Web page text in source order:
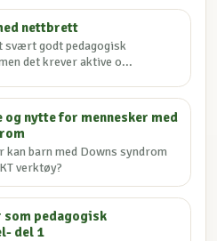
nettbrett
svært godt pedagogisk
det krever aktive o...
og nytte for mennesker med
kan barn med Downs syndrom
verktøy?
pedagogisk
del 1